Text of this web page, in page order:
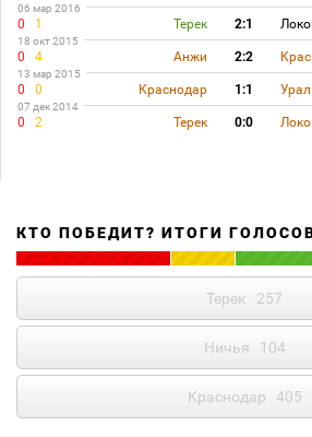
06 мар 2016
0 1 Терек 2:1
18 окт 2015
0 4 Анжи 2:2
13 мар 2015
0 0 Краснодар 1:1 Урал
07 дек 2014
0 2 Терек 0:0
КТО ПОБЕДИТ? ИТОГИ
Терек 257
Ничья 104
Краснодар 405